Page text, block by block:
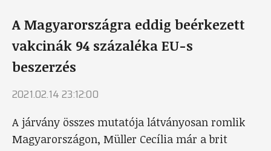
A Magyarországra eddig beérkezett
vakcinák 94 százaléka EU-s
beszerzés
2021.02.14 23:12:00
A járvány összes mutatója látványosan romlik
Magyarországon, Müller Cecília már a brit